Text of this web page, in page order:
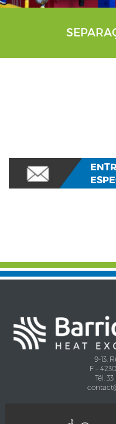
9-13,
F –
Tél.
Certificações